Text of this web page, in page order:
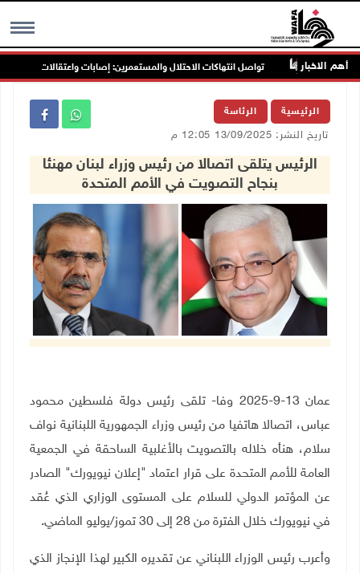
MENU أهم الاخبار تواصل انتهاكات الاحتلال والمستعمرين: إصابات واعتقالات واقتحامات
الرئيسية الرئاسة
تاريخ النشر: 13/09/2025 12:05 م
الرئيس يتلقى اتصالا من رئيس وزراء لبنان مهنئا
بنجاح التصويت في الأمم المتحدة
عمان 13-9-2025 وفا- تلقى رئيس دولة فلسطين محمود
عباس، اتصالا هاتفيا من رئيس وزراء الجمهورية اللبنانية نواف
سلام، هنأه خلاله بالتصويت بالأغلبية الساحقة في الجمعية
العامة للأمم المتحدة على قرار اعتماد "إعلان نيويورك" الصادر
عن المؤتمر الدولي للسلام على المستوى الوزاري الذي عُقد
في نيويورك خلال الفترة من 28 إلى 30 تموز/يوليو الماضي
.
وأعرب رئيس الوزراء اللبناني عن تقديره الكبير لهذا الإنجاز الذي